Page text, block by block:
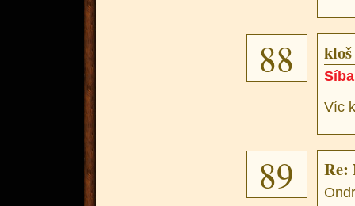
88 kloš
Síba
Víc
89 Re: